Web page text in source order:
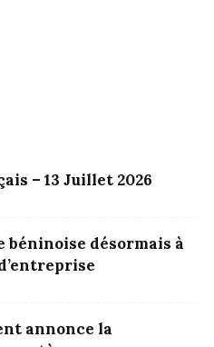
– 13 Juillet 2026
béninoise désormais à
annonce la